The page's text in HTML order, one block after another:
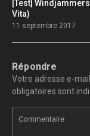
[Test] Windjammers
Vita)
11 septembre 2017
Répondre
Votre adresse e-
obligatoires sont